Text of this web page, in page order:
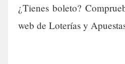
¿Tienes boleto?
web de Loterías y